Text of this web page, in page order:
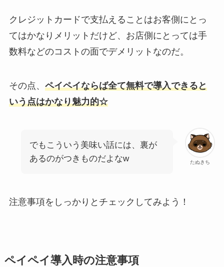
クレジットカードで支払えることはお客側にとっ
てはかなりメリットだけど、お店側にとっては手
数料などのコストの面でデメリットなのだ。
その点、 ペイペイならば全て無料で導入できると
いう点はかなり魅力的☆
たぬきち
でもこういう美味い話には、裏が
あるのがつきものだよなw
注意事項をしっかりとチェックしてみよう！
ペイペイ導入時の注意事項